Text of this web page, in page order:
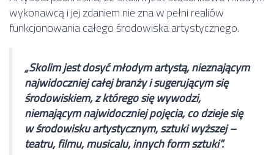
wykonawcą i jej zdaniem nie zna w pełni realiów
funkcjonowania całego środowiska artystycznego.
„Skolim jest dosyć młodym artystą, nieznającym
najwidoczniej całej branży i sugerującym się
środowiskiem, z którego się wywodzi,
niemającym najwidoczniej pojęcia, co dzieje się
w środowisku artystycznym, sztuki wyższej –
teatru, filmu, musicalu, innych form sztuki”.